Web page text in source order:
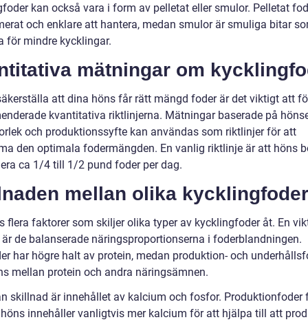
kan också vara i form av pelletat eller smulor. Pelletat
och enklare att hantera, medan smulor är smuliga bitar
för mindre kycklingar.
mätningar om
att dina höns får rätt mängd foder är det viktigt att
kvantitativa riktlinjerna. Mätningar baserade på
och produktionssyfte kan användas som riktlinjer för att
den optimala fodermängden. En vanlig riktlinje är att höns
ca 1/4 till 1/2 pund foder per dag.
mellan olika kycklingfoder
flera faktorer som skiljer olika typer av kycklingfoder åt. En
de balanserade näringsproportionserna i foderblandningen.
har högre halt av protein, medan produktion- och
mellan protein och andra näringsämnen.
skillnad är innehållet av kalcium och fosfor. Produktionfoder
innehåller vanligtvis mer kalcium för att hjälpa till att